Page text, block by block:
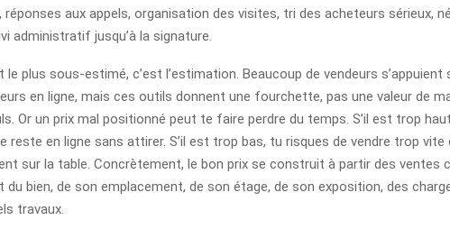
réponses aux appels, organisation des visites, tri des acheteurs sérieux,
administratif jusqu’à la signature.
le plus sous-estimé, c’est l’estimation. Beaucoup de vendeurs s’appuient
en ligne, mais ces outils donnent une fourchette, pas une valeur de
Or un prix mal positionné peut te faire perdre du temps. S’il est trop
reste en ligne sans attirer. S’il est trop bas, tu risques de vendre trop vite
sur la table. Concrètement, le bon prix se construit à partir des ventes
du bien, de son emplacement, de son étage, de son exposition, des
travaux.